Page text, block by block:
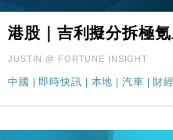
港股｜吉利擬分拆極
JUSTIN @ FORTUNE INSIGHT
中國 | 即時快訊 | 本地 | 汽車 | 財經